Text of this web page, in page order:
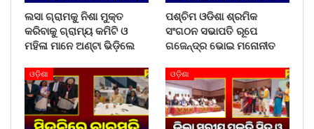
ଲସା ଗ୍ରାମକୁ ନିଶା ମୁକ୍ତ
କରିବାକୁ ଗ୍ରାମ୍ୟ କମିଟି ଓ
ମହିଳା ମାନେ ଅଣ୍ଟା ଭିଡ଼ିଲେ
ପଶ୍ଚିମ ଓଡିଶା ଶ୍ରମିକ
ସଂଗଠନ ସଭାପତି ରୂପେ
ଗଜେନ୍ଦ୍ର ଭୋଇ ମନୋନୀତ
ଓଡ଼ିଶା ଓଡ଼ିଶା